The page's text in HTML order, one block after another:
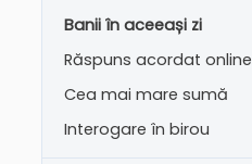
Banii în aceeași zi
Răspuns acordat online
Cea mai mare sumă
Interogare în birou